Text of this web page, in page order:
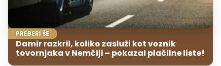
PREBERI ŠE
Damir razkril, koliko zasluži kot voznik
tovornjaka v Nemčiji – pokazal plačilne liste!